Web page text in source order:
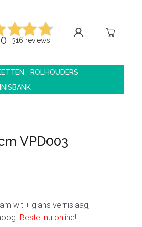
316 reviews
ROLHOUDERS
VPD003
wit + glans vernislaag,
Bestel nu online!